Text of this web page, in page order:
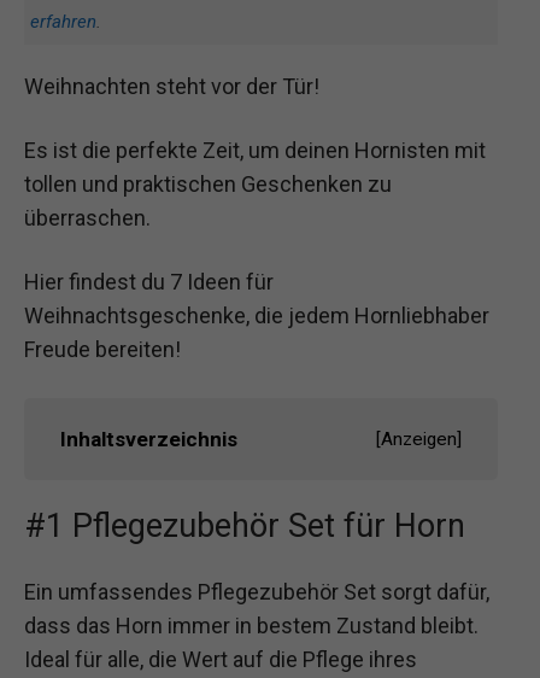
erfahren.
Weihnachten steht vor der Tür!
Es ist die perfekte Zeit, um deinen Hornisten mit
tollen und praktischen Geschenken zu
überraschen.
Hier findest du 7 Ideen für
Weihnachtsgeschenke, die jedem Hornliebhaber
Freude bereiten!
Inhaltsverzeichnis [Anzeigen]
#1 Pflegezubehör Set für Horn
Ein umfassendes Pflegezubehör Set sorgt dafür,
dass das Horn immer in bestem Zustand bleibt.
Ideal für alle, die Wert auf die Pflege ihres